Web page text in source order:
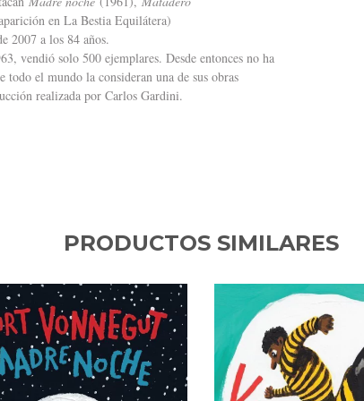
en La Bestia Equilátera)
2007 a los 84 años.
vendió solo 500 ejemplares. Desde entonces no ha
el mundo la consideran una de sus obras
realizada por Carlos Gardini.
PRODUCTOS SIMILARES